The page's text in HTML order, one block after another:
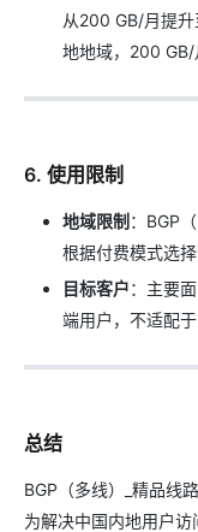
从200 GB/月提
地地域，200 GB/
6. 使用限制
地域限制 ：BGP
根据付费模式选择
目标客户：主要
端用户，不适配
总结
BGP（多线）_精品线
为解决中国内地用户